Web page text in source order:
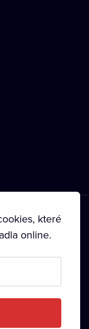
Zásady používání
které
online.